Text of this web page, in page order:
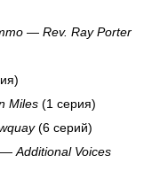
— Rev. Ray Porter
Miles (1 серия)
(6 серий)
— Additional Voices